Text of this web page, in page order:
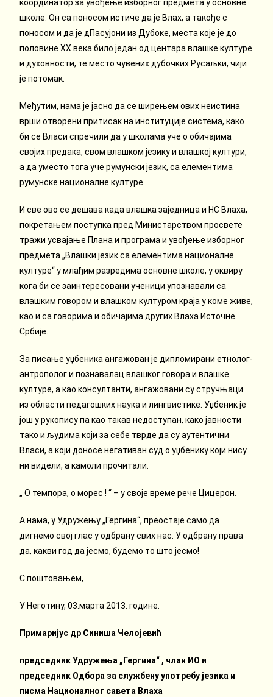
координатор за увођење изборног предмета у основне
школе. Он са поносом истиче да је Влах, а такође с
поносом и да је дПасујони из Дубоке, места које је до
половине XX века било један од центара влашке културе
и духовности, те место чувених дубочких Русаљки, чији
је потомак.
Међутим, нама је јасно да се ширењем ових неистина
врши отворени притисак на институције система, како
би се Власи спречили да у школама уче о обичајима
својих предака, свом влашком језику и влашкој култури,
а да уместо тога уче румунски језик, са елементима
румунске националне културе.
И све ово се дешава када влашка заједница и НС Влаха,
покретањем поступка пред Министарством просвете
тражи усвајање Плана и програма и увођење изборног
предмета „Влашки језик са елементима националне
културе“ у млађим разредима основне школе, у оквиру
кога би се заинтересовани ученици упознавали са
влашким говором и влашком културом краја у коме живе,
као и са говорима и обичајима других Влаха Источне
Србије.
За писање уџбеника ангажован је дипломирани етнолог-
антрополог и познавалац влашког говора и влашке
културе, а као консултанти, ангажовани су стручњаци
из области педагошких наука и лингвистике. Уџбеник је
још у рукопису па као такав недоступан, како јавности
тако и људима који за себе тврде да су аутентични
Власи, а који доносе негативан суд о уџбенику који нису
ни видели, а камоли прочитали.
„ О темпора, о морес ! “ – у своје време рече Цицерон.
А нама, у Удружењу „Гергина“, преостаје само да
дигнемо свој глас у одбрану свих нас. У одбрану права
да, какви год да јесмо, будемо то што јесмо!
С поштовањем,
У Неготину, 03.марта 2013. године.
Примаријус др Синиша Челојевић
председник Удружења „Гергина“ , члан ИО и
председник Одбора за службену употребу језика и
писма Националног савета Влаха